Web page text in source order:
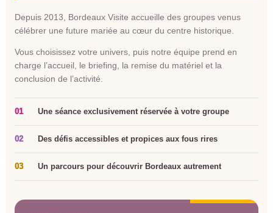
Depuis 2013, Bordeaux Visite accueille des groupes venus
célébrer une future mariée au cœur du centre historique.
Vous choisissez votre univers, puis notre équipe prend en
charge l’accueil, le briefing, la remise du matériel et la
conclusion de l’activité.
01 Une séance exclusivement réservée à votre groupe
02 Des défis accessibles et propices aux fous rires
03 Un parcours pour découvrir Bordeaux autrement